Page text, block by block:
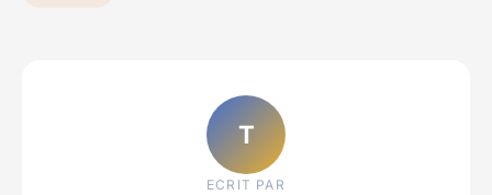
T
ECRIT PAR